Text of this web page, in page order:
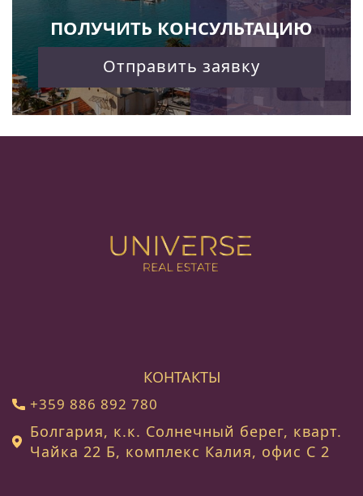
ПОЛУЧИТЬ КОНСУЛЬТАЦИЮ
Отправить заявку
КОНТАКТЫ
+359 886 892 780
Болгария, к.к. Солнечный берег, кварт.
Чайка 22 Б, комплекс Калия, офис C 2